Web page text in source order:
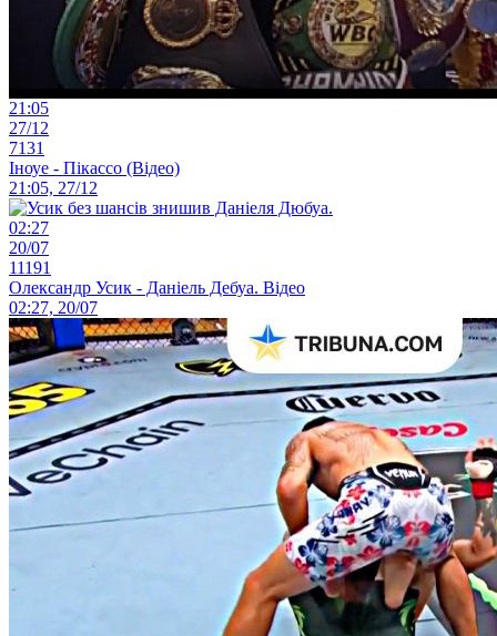
21:05
27/12
7131
Іноуе - Пікассо (Відео)
21:05, 27/12
02:27
20/07
11191
Олександр Усик - Даніель Дебуа. Відео
02:27, 20/07